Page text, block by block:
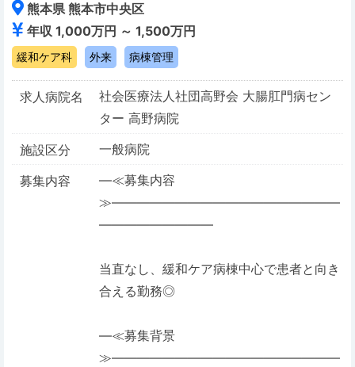
熊本県 熊本市中央区
年収 1,000万円 ～ 1,500万円
緩和ケア科 外来 病棟管理
求人病院名
社会医療法人社団高野会 大腸肛門病セン
ター 高野病院
施設区分
一般病院
募集内容
―≪募集内容
≫――――――――――――――――――
―――――――――
当直なし、緩和ケア病棟中心で患者と向き
合える勤務◎
―≪募集背景
≫――――――――――――――――――